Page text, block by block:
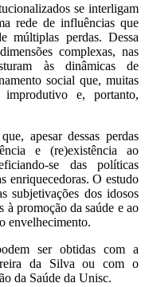
se interligam
rede de influências que
múltiplas perdas. Dessa
complexas, nas
às dinâmicas de
social que, muitas
e, portanto,
apesar dessas perdas
e (re)existência ao
se das políticas
enriquecedoras. O estudo
subjetivações dos idosos
à promoção da saúde e ao
envelhecimento.
ser obtidas com a
da Silva ou com o
da Saúde da Unisc.